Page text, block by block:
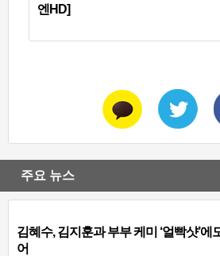
엔HD]
주요 뉴스
김혜수, 김지훈과 부부 케미 ‘얼빡샷’에
어